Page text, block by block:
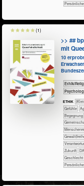
>> ##
mit
10
​​​​​​​​​​Ethik/​
ETHIK
​​​​​​​​​​​​​​​Gefühle
​​​​​​​​​​​​Begegnung
​Zukunft
Geschlecht
(1)